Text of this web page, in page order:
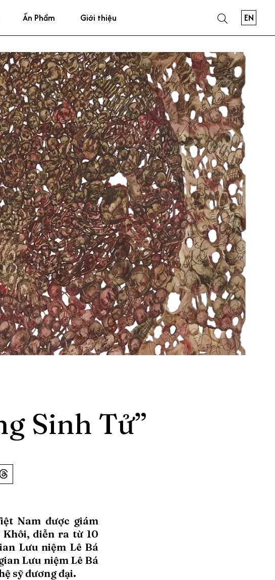
Ấn Phẩm Giới thiệu EN
Sinh Tử”
Nam được giám
diễn ra từ 10
Lưu niệm Lê Bá
Lưu niệm Lê Bá
sỹ đương đại.